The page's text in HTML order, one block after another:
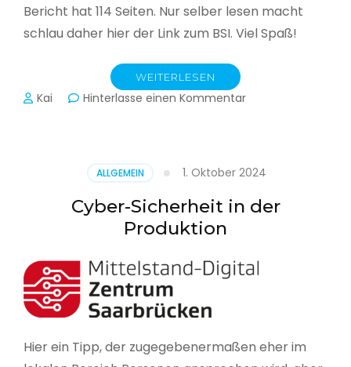
Bericht hat 114 Seiten. Nur selber lesen macht
schlau daher hier der Link zum BSI. Viel Spaß!
WEITERLESEN
Kai Hinterlasse einen Kommentarzu
seinen
Lagebericht
zur
in
Deutschland
ALLGEMEIN 1. Oktober 2024
Cyber-Sicherheit in der
Produktion
Hier ein Tipp, der zugegebenermaßen eher im